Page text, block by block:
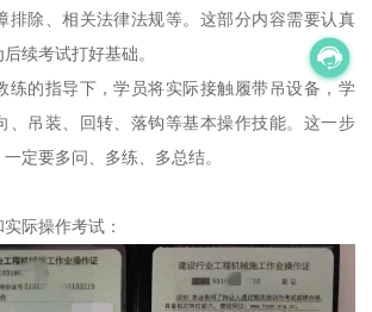
排除、相关法律法规等。这部分内容需要认真
续考试打好基础。
练的指导下，学员将实际接触履带吊设备，学
、吊装、回转、落钩等基本操作技能。这一步
定要多问、多练、多总结。
际操作考试：